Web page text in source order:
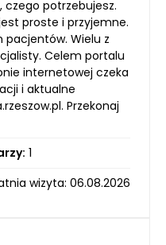
czego potrzebujesz.
proste i przyjemne.
Wielu z
Celem portalu
internetowej czeka
i aktualne
Przekonaj
1
wizyta: 06.08.2026